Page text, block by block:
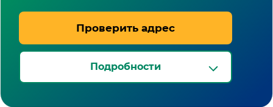
Проверить адрес
Подробности